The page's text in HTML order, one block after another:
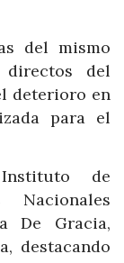
del mismo
directos del
deterioro en
para el
de
Nacionales
De Gracia,
destacando